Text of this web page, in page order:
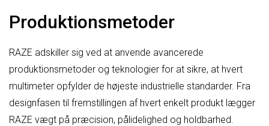
Produktionsmetoder
RAZE adskiller sig ved at anvende avancerede
produktionsmetoder og teknologier for at sikre, at hvert
multimeter opfylder de højeste industrielle standarder. Fra
designfasen til fremstillingen af hvert enkelt produkt lægger
RAZE vægt på præcision, pålidelighed og holdbarhed.